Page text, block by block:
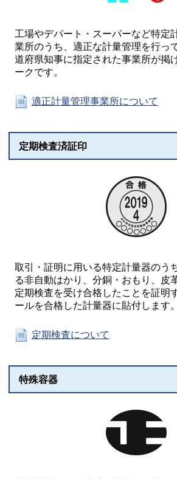
工場やデパート・スーパーなど特定
業所のうち、適正な計量管理を行っ
道府県知事に指定された事業所が掲
ークです。
適正計量管理事業所について
定期検査済証印
取引・証明に用いる特定計量器のう
る非自動はかり、分銅・おもり、皮
定期検査を受け合格したことを証明
ールを合格した計量器に貼付します。
定期検査について
特殊容器